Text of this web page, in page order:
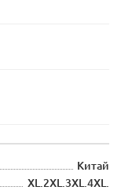
Китай
XL.2XL.3XL.4XL.